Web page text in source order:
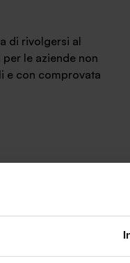
di rivolgersi al
le aziende non
e con comprovata